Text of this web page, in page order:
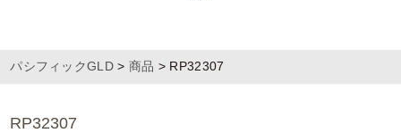
パシフィックGLD> 商品 > RP32307
RP32307